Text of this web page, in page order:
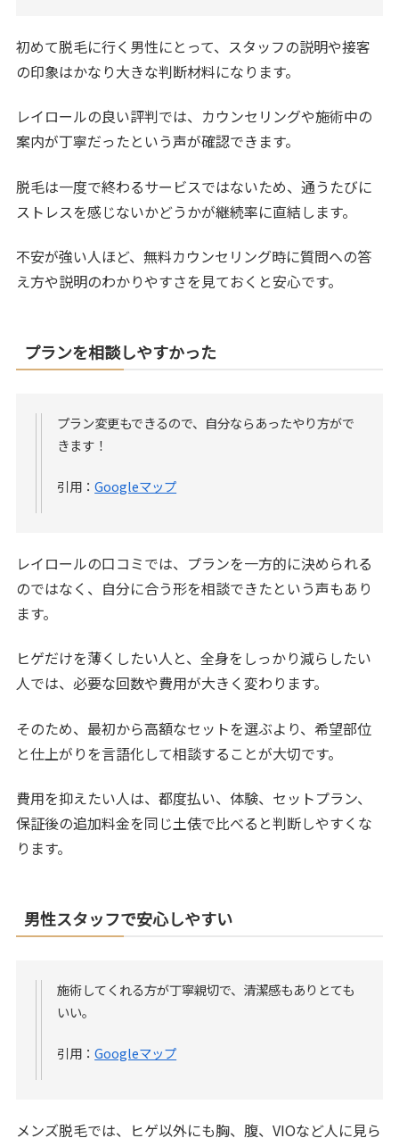
初めて脱毛に行く男性にとって、スタッフの説明や接客
の印象はかなり大きな判断材料になります。
レイロールの良い評判では、カウンセリングや施術中の
案内が丁寧だったという声が確認できます。
脱毛は一度で終わるサービスではないため、通うたびに
ストレスを感じないかどうかが継続率に直結します。
不安が強い人ほど、無料カウンセリング時に質問への答
え方や説明のわかりやすさを見ておくと安心です。
プランを相談しやすかった
プラン変更もできるので、自分ならあったやり方がで
きます！
引用：Googleマップ
レイロールの口コミでは、プランを一方的に決められる
のではなく、自分に合う形を相談できたという声もあり
ます。
ヒゲだけを薄くしたい人と、全身をしっかり減らしたい
人では、必要な回数や費用が大きく変わります。
そのため、最初から高額なセットを選ぶより、希望部位
と仕上がりを言語化して相談することが大切です。
費用を抑えたい人は、都度払い、体験、セットプラン、
保証後の追加料金を同じ土俵で比べると判断しやすくな
ります。
男性スタッフで安心しやすい
施術してくれる方が丁寧親切で、清潔感もありとても
いい。
引用：Googleマップ
メンズ脱毛では、ヒゲ以外にも胸、腹、VIOなど人に見ら